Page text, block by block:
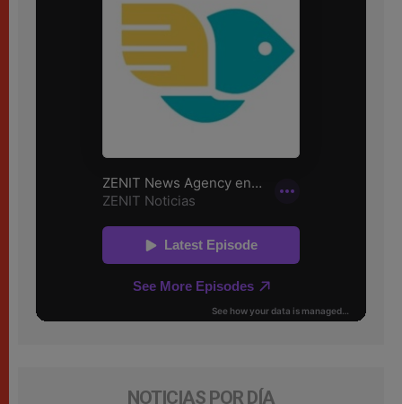
NOTICIAS POR DÍA